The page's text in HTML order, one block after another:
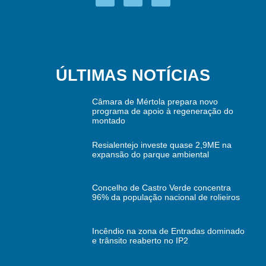
ÚLTIMAS NOTÍCIAS
Câmara de Mértola prepara novo
programa de apoio à regeneração do
montado
Resialentejo investe quase 2,9ME na
expansão do parque ambiental
Concelho de Castro Verde concentra
96% da população nacional de rolieiros
Incêndio na zona de Entradas dominado
e trânsito reaberto no IP2